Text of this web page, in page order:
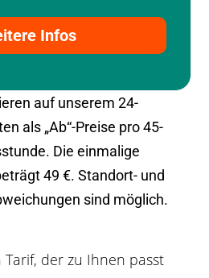
Infos
auf unserem 24-
als „Ab“-Preise pro 45-
Die einmalige
49 €. Standort- und
sind möglich.
Tarif, der zu Ihnen passt